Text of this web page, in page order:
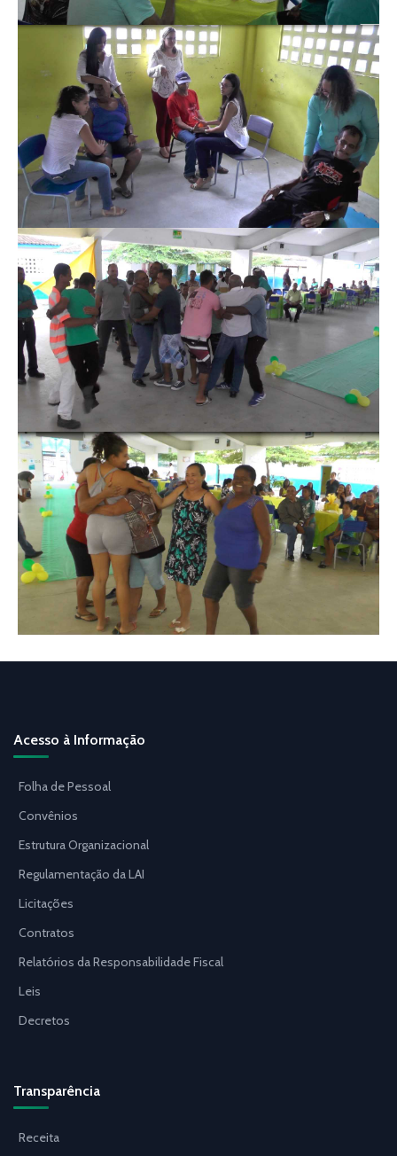
Acesso à Informação
Folha de Pessoal
Convênios
Estrutura Organizacional
Regulamentação da LAI
Licitações
Contratos
Relatórios da Responsabilidade Fiscal
Leis
Decretos
Transparência
Receita